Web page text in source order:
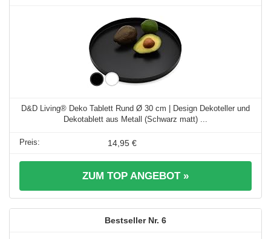
D&D Living® Deko Tablett Rund Ø 30 cm | Design Dekoteller und
Dekotablett aus Metall (Schwarz matt) ...
14,95 €
ZUM TOP ANGEBOT »
6